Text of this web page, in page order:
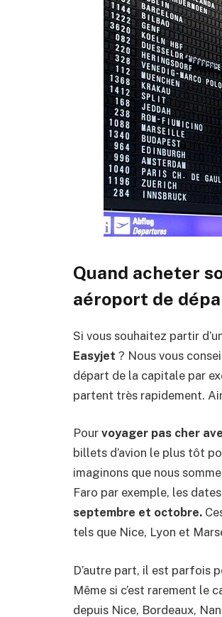
Quand acheter
aéroport de
Si vous souhaitez partir
Easyjet ? Nous vous
départ de la capitale par
partent très rapidement.
Pour voyager pas cher
billets d’avion le plus tôt
imaginons que nous
Faro par exemple, les
septembre et octobre.
tels que Nice, Lyon et
D’autre part, il est parfois
Même si c’est rarement le
depuis Nice, Bordeaux,